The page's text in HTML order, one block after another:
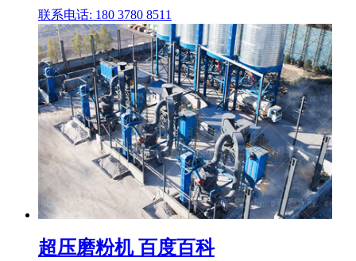
联系电话: 180 3780 8511
超压磨粉机 百度百科